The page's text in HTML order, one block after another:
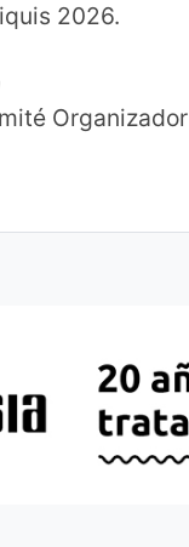
2026.
Organizador